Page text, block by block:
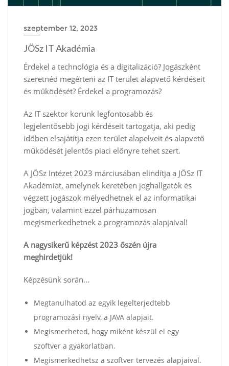
szeptember 12, 2023
JÖSz IT Akadémia
Érdekel a technológia és a digitalizáció? Jogászként
szeretnéd megérteni az IT terület alapvető kérdéseit
és működését? Érdekel a programozás?
Az IT szektor korunk legfontosabb és
legjelentősebb jogi kérdéseit tartogatja, aki pedig
időben elsajátítja ezen terület alapelveit és alapvető
működését jelentős piaci előnyre tehet szert.
A JÖSz Intézet 2023 márciusában elindítja a JÖSz IT
Akadémiát, amelynek keretében joghallgatók és
végzett jogászok mélyedhetnek el az informatikai
jogban, valamint ezzel párhuzamosan
megismerkedhetnek a programozás alapjaival!
A nagysikerű képzést 2023 őszén újra
meghirdetjük!
Képzésünk során…
Megtanulhatod az egyik legelterjedtebb
programozási nyelv, a JAVA alapjait.
Megismerheted, hogy miként készül el egy
szoftver a gyakorlatban.
Megismerkedhetsz a szoftver tervezés alapjaival.